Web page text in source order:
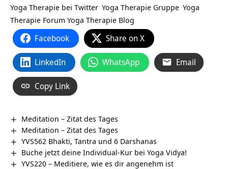
Yoga Therapie bei Twitter Yoga Therapie Gruppe Yoga
Therapie Forum Yoga Therapie Blog
Facebook Share on X
LinkedIn WhatsApp Email
Copy Link
Meditation – Zitat des Tages
Meditation – Zitat des Tages
YVS562 Bhakti, Tantra und 6 Darshanas
Buche jetzt deine Individual-Kur bei Yoga Vidya!
YVS220 – Meditiere, wie es dir angenehm ist